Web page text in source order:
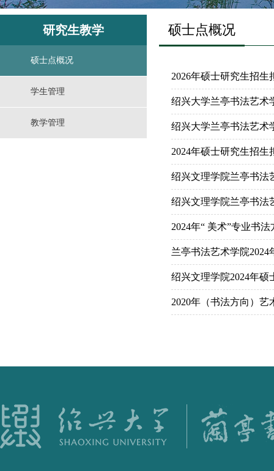
研究生教学
硕士点概况
学生管理
教学管理
硕士点概况
2026年硕士研究生招
绍兴大学兰亭书法艺术
绍兴大学兰亭书法艺术
2024年硕士研究生招
绍兴文理学院兰亭书法
绍兴文理学院兰亭书法
2024年“ 美术”专业书
兰亭书法艺术学院
绍兴文理学院2024年硕
2020年（书法方向）